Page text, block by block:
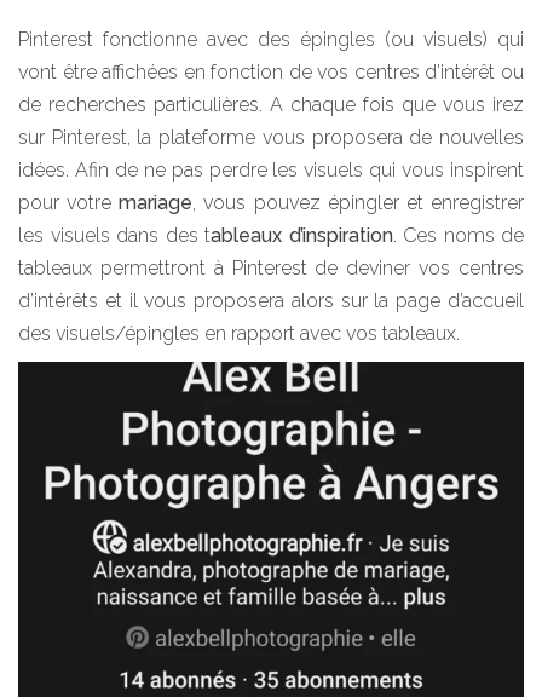
Pinterest fonctionne avec des épingles (ou visuels) qui
vont être affichées en fonction de vos centres d’intérêt ou
de recherches particulières. A chaque fois que vous irez
sur Pinterest, la plateforme vous proposera de nouvelles
idées. Afin de ne pas perdre les visuels qui vous inspirent
pour votremariage, vous pouvez épingler et enregistrer
les visuels dans des tableaux d’inspiration. Ces noms de
tableaux permettront à Pinterest de deviner vos centres
d’intérêts et il vous proposera alors sur la page d’accueil
des visuels/épingles en rapport avec vos tableaux.